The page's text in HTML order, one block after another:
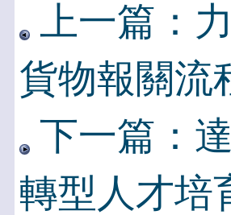
上一篇：
貨物報關流
下一篇：
轉型人才培